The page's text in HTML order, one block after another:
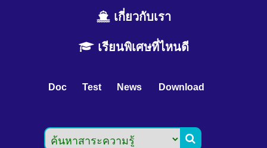
เกี่ยวกับเรา
เรียนพิเศษที่ไหนดี
Doc Test News Download
